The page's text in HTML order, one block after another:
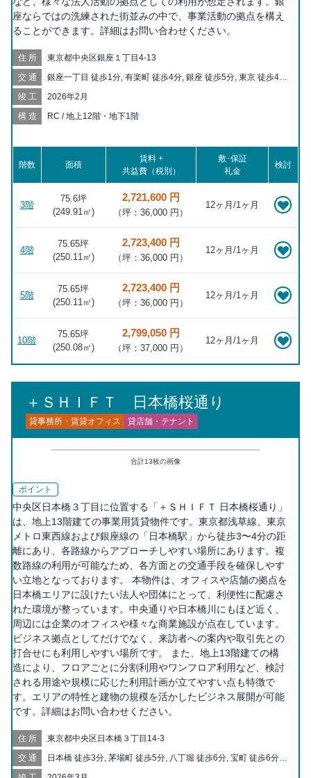
座ならではの洗練された街並みの中で、事業活動の拠点を構え
ることができます。詳細はお問い合わせください。
住所 東京都中央区銀座１丁目4-13
交通
銀座一丁目 徒歩1分, 有楽町 徒歩4分, 銀座 徒歩5分, 東京 徒歩4
新富町 徒歩9分, 二重橋前 徒歩9分, 築地 徒歩12分, 八丁堀 徒歩
12分, 日本橋 徒歩12分, 大手町 徒歩13分, 汐留 徒歩13分, 築地市
竣工 2026年2月
構造 RC / 地上12階・地下1階
階数 面積
賃料 +
共益費（税別）
敷･保証
礼金
検討
3階
75.6坪
(249.91㎡)
2,721,600 円
（坪：36,000 円）
12ヶ月/1ヶ月
4階
75.65坪
(250.11㎡)
2,723,400 円
（坪：36,000 円）
12ヶ月/1ヶ月
5階
75.65坪
(250.11㎡)
2,723,400 円
（坪：36,000 円）
12ヶ月/1ヶ月
10階
75.65坪
(250.08㎡)
2,799,050 円
（坪：37,000 円）
12ヶ月/1ヶ月
＋ＳＨＩＦＴ 日本橋桜通り
貸事務所・賃貸オフィス 貸店舗・テナント
合計13枚の画像
ポイント
中央区日本橋３丁目に位置する「＋ＳＨＩＦＴ 日本橋桜通り」
は、地上13階建ての事業用賃貸物件です。東京都浅草線、東京
メトロ東西線および銀座線の「日本橋駅」から徒歩3〜4分の距
離にあり、各路線からアプローチしやすい場所にあります。複
数路線の利用が可能なため、各方面との交通手段を確保しやす
い立地となっております。 本物件は、オフィスや店舗の拠点を
日本橋エリアに設けたい法人や団体にとって、利便性に配慮さ
れた環境が整っています。中央通りや日本橋川にもほど近く、
周辺には企業のオフィスや様々な商業施設が点在しています。
ビジネス拠点としてだけでなく、来訪者への案内や取引先との
打合せにも利用しやすい場所です。 また、地上13階建ての構
造により、フロアごとに分割利用やワンフロア利用など、検討
される用途や規模に応じた利用計画が立てやすい点も特徴で
す。エリアの特性と建物の規模を活かしたビジネス展開が可能
です。詳細はお問い合わせください。
住所 東京都中央区日本橋３丁目14-3
交通
日本橋 徒歩3分, 茅場町 徒歩5分, 八丁堀 徒歩6分, 宝町 徒歩6分,